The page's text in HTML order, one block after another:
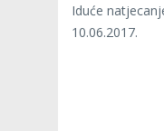
Iduće
10.06.2017.